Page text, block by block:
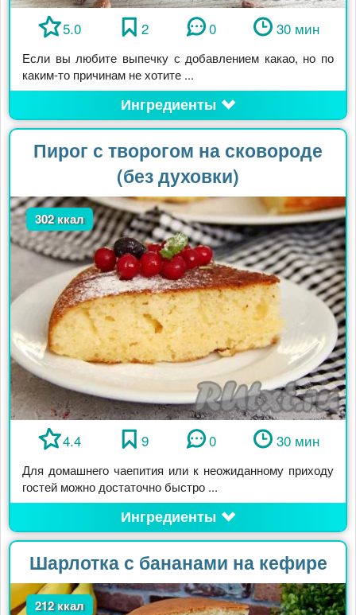
5.0 2 0 30 мин
Если вы любите выпечку с добавлением какао, но по
каким-то причинам не хотите ...
Ингредиенты
Пирог с творогом на сковороде
(без духовки)
302 ккал
4.4 9 0 30 мин
Для домашнего чаепития или к неожиданному приходу
гостей можно достаточно быстро ...
Ингредиенты
Шарлотка с бананами на кефире
212 ккал